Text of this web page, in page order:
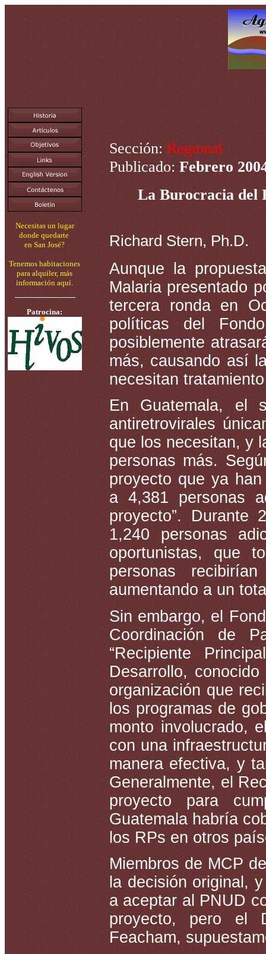
Necesitas un lugar
donde quedarte
en San José?
Tenemos habitaciones
para alquiler, más
información aquí.
Patrocina:
Sección:Regional
Publicado:Febrero
La Burocracia del
Richard Stern, Ph.D.
Aunque la
Malaria presentado
tercera ronda en
políticas del
posiblemente
más, causando así
necesitan
En Guatemala, el
antiretrovirales
que los necesitan, y
personas más.
proyecto que ya
a 4,381 personas
proyecto”. Durante
1,240 personas
oportunistas, que
personas
aumentando a un
Sin embargo, el
Coordinación de
“Recipiente
Desarrollo,
organización que
los programas de
monto involucrado,
con una
manera efectiva, y
Generalmente, el
proyecto para
Guatemala habría
los RPs en otros
Miembros de MCP
la decisión original,
a aceptar al PNUD
proyecto, pero el
Feacham,